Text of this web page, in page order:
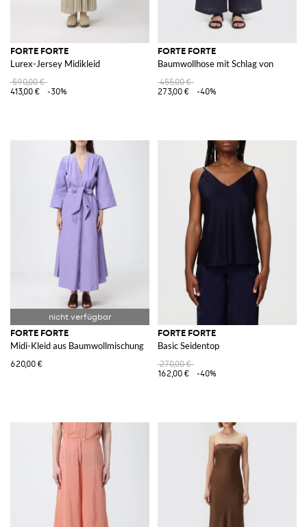
FORTE FORTE
Lurex-Jersey Midikleid
590,00 €
413,00 €
-30%
FORTE FORTE
Baumwollhose mit Schlag von
455,00 €
273,00 €
-40%
FORTE FORTE
Midi-Kleid aus Baumwollmischung
620,00 €
FORTE FORTE
Basic Seidentop
270,00 €
162,00 €
-40%